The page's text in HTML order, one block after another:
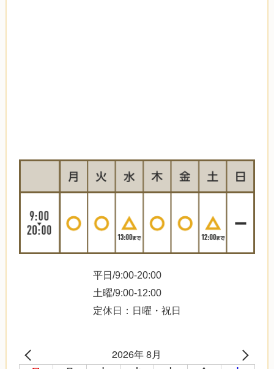
平日/9:00-20:00
土曜/9:00-12:00
定休日：日曜・祝日
2026年 8月